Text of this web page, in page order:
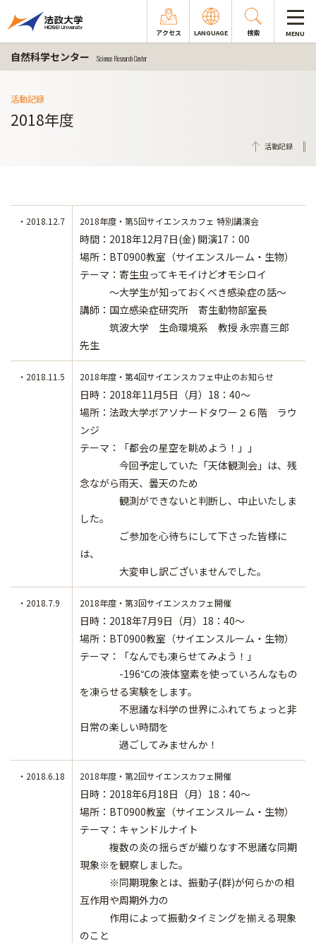
アクセス LANGUAGE 検索 MENU
自然科学センター Science Research Center
活動記録
2018年度
活動記録
・2018.12.7 2018年度・第5回サイエンスカフェ 特別講演会
時間：2018年12月7日(金) 開演17：00
場所：BT0900教室（サイエンスルーム・生物）
テーマ：寄生虫ってキモイけどオモシロイ
～大学生が知っておくべき感染症の話～
講師：国立感染症研究所 寄生動物部室長
筑波大学 生命環境系 教授 永宗喜三郎
先生
・2018.11.5 2018年度・第4回サイエンスカフェ中止のお知らせ
日時：2018年11月5日（月）18：40～
場所：法政大学ボアソナードタワー２６階 ラウ
ンジ
テーマ：「都会の星空を眺めよう！」」
今回予定していた「天体観測会」は、残
念ながら雨天、曇天のため
観測ができないと判断し、中止いたしま
した。
ご参加を心待ちにして下さった皆様に
は、
大変申し訳ございませんでした。
・2018.7.9 2018年度・第3回サイエンスカフェ開催
日時：2018年7月9日（月）18：40～
場所：BT0900教室（サイエンスルーム・生物）
テーマ：「なんでも凍らせてみよう！」
-196℃の液体窒素を使っていろんなもの
を凍らせる実験をします。
不思議な科学の世界にふれてちょっと非
日常の楽しい時間を
過ごしてみませんか！
・2018.6.18 2018年度・第2回サイエンスカフェ開催
日時：2018年6月18日（月）18：40～
場所：BT0900教室（サイエンスルーム・生物）
テーマ：キャンドルナイト
複数の炎の揺らぎが織りなす不思議な同期
現象※を観察しました。
※同期現象とは、振動子(群)が何らかの相
互作用や周期外力の
作用によって振動タイミングを揃える現象
のこと